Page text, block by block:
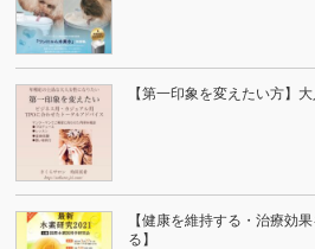
【第一印象を変えたい方】
【健康を維持する・治療効
る】